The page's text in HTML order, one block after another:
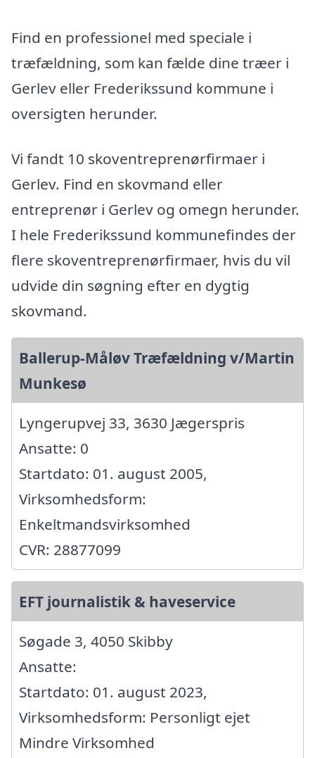
Find en professionel med speciale i
træfældning, som kan fælde dine træer i
Gerlev eller Frederikssund kommune i
oversigten herunder.
Vi fandt 10 skoventreprenørfirmaer i
Gerlev. Find en skovmand eller
entreprenør i Gerlev og omegn herunder.
I hele Frederikssund kommunefindes der
flere skoventreprenørfirmaer, hvis du vil
udvide din søgning efter en dygtig
skovmand.
Ballerup-Måløv Træfældning v/Martin
Munkesø
Lyngerupvej 33, 3630 Jægerspris
Ansatte: 0
Startdato: 01. august 2005,
Virksomhedsform:
Enkeltmandsvirksomhed
CVR: 28877099
EFT journalistik & haveservice
Søgade 3, 4050 Skibby
Ansatte:
Startdato: 01. august 2023,
Virksomhedsform: Personligt ejet
Mindre Virksomhed